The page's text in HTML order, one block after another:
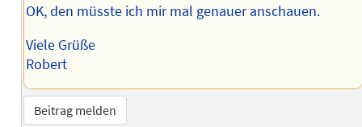
OK, den müsste ich mir mal genauer anschauen.
Viele Grüße
Robert
Beitrag melden